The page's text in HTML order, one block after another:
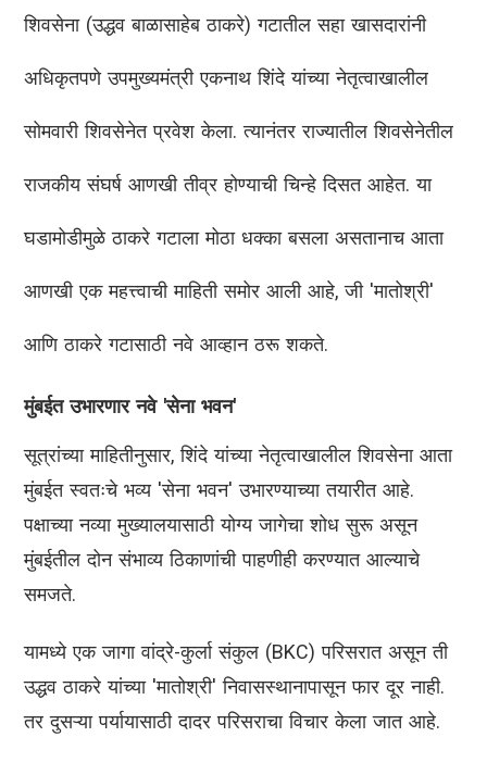
शिवसेना (उद्धव बाळासाहेब ठाकरे) गटातील सहा खासदारांनी
अधिकृतपणे उपमुख्यमंत्री एकनाथ शिंदे यांच्या नेतृत्वाखालील
सोमवारी शिवसेनेत प्रवेश केला. त्यानंतर राज्यातील शिवसेनेतील
राजकीय संघर्ष आणखी तीव्र होण्याची चिन्हे दिसत आहेत. या
घडामोडीमुळे ठाकरे गटाला मोठा धक्का बसला असतानाच आता
आणखी एक महत्त्वाची माहिती समोर आली आहे, जी 'मातोश्री'
आणि ठाकरे गटासाठी नवे आव्हान ठरू शकते.
मुंबईत उभारणार नवे 'सेना भवन'
सूत्रांच्या माहितीनुसार, शिंदे यांच्या नेतृत्वाखालील शिवसेना आता
मुंबईत स्वतःचे भव्य 'सेना भवन' उभारण्याच्या तयारीत आहे.
पक्षाच्या नव्या मुख्यालयासाठी योग्य जागेचा शोध सुरू असून
मुंबईतील दोन संभाव्य ठिकाणांची पाहणीही करण्यात आल्याचे
समजते.
यामध्ये एक जागा वांद्रे-कुर्ला संकुल (BKC) परिसरात असून ती
उद्धव ठाकरे यांच्या 'मातोश्री' निवासस्थानापासून फार दूर नाही.
तर दुसऱ्या पर्यायासाठी दादर परिसराचा विचार केला जात आहे.